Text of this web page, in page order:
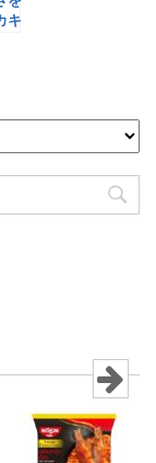
キ